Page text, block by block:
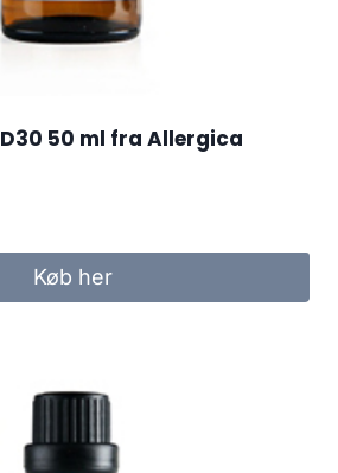
50 ml fra Allergica
Køb her